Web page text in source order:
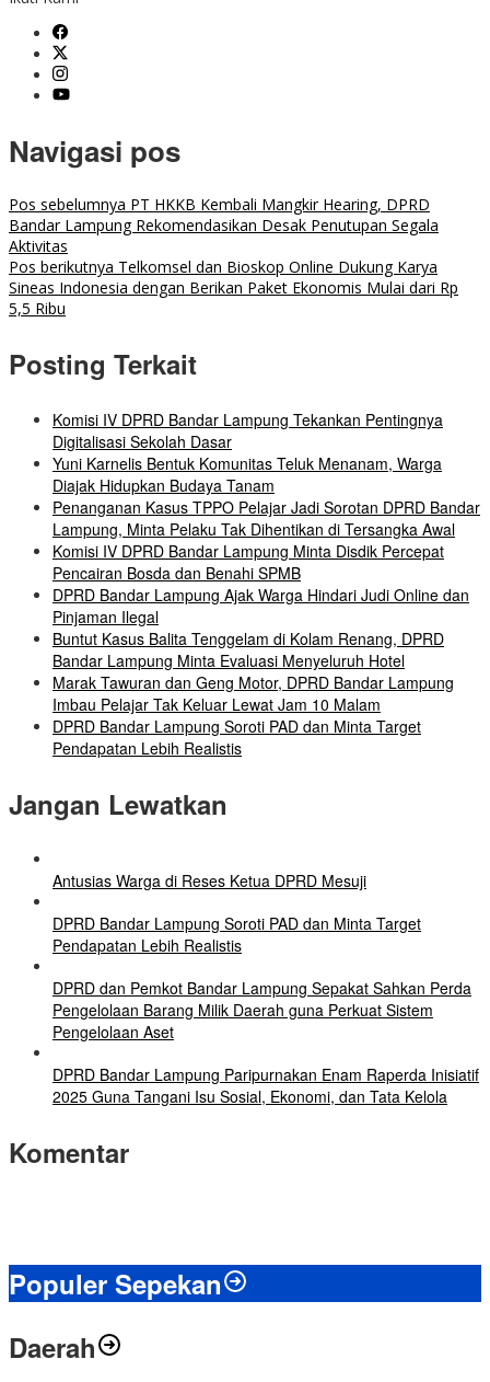
Navigasi pos
Pos sebelumnya PT HKKB Kembali Mangkir Hearing, DPRD
Bandar Lampung Rekomendasikan Desak Penutupan Segala
Aktivitas
Pos berikutnya Telkomsel dan Bioskop Online Dukung Karya
Sineas Indonesia dengan Berikan Paket Ekonomis Mulai dari Rp
5,5 Ribu
Posting Terkait
Komisi IV DPRD Bandar Lampung Tekankan Pentingnya
Digitalisasi Sekolah Dasar
Yuni Karnelis Bentuk Komunitas Teluk Menanam, Warga
Diajak Hidupkan Budaya Tanam
Penanganan Kasus TPPO Pelajar Jadi Sorotan DPRD Bandar
Lampung, Minta Pelaku Tak Dihentikan di Tersangka Awal
Komisi IV DPRD Bandar Lampung Minta Disdik Percepat
Pencairan Bosda dan Benahi SPMB
DPRD Bandar Lampung Ajak Warga Hindari Judi Online dan
Pinjaman Ilegal
Buntut Kasus Balita Tenggelam di Kolam Renang, DPRD
Bandar Lampung Minta Evaluasi Menyeluruh Hotel
Marak Tawuran dan Geng Motor, DPRD Bandar Lampung
Imbau Pelajar Tak Keluar Lewat Jam 10 Malam
DPRD Bandar Lampung Soroti PAD dan Minta Target
Pendapatan Lebih Realistis
Jangan Lewatkan
Antusias Warga di Reses Ketua DPRD Mesuji
DPRD Bandar Lampung Soroti PAD dan Minta Target
Pendapatan Lebih Realistis
DPRD dan Pemkot Bandar Lampung Sepakat Sahkan Perda
Pengelolaan Barang Milik Daerah guna Perkuat Sistem
Pengelolaan Aset
DPRD Bandar Lampung Paripurnakan Enam Raperda Inisiatif
2025 Guna Tangani Isu Sosial, Ekonomi, dan Tata Kelola
Komentar
Populer Sepekan
Daerah